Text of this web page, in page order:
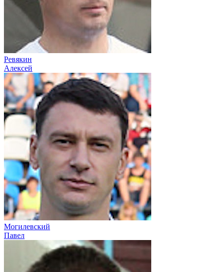
Ревякин
Алексей
Могилевский
Павел